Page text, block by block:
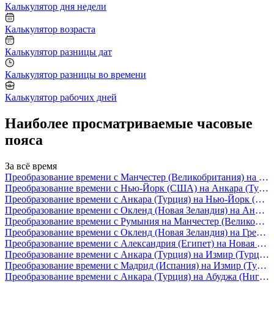
Калькулятор дня недели
Калькулятор возраста
Калькулятор разницы дат
Калькулятор разницы во времени
Калькулятор рабочих дней
Наиболее просматриваемые часовые
пояса
За всё время
Преобразование времени с Манчестер (Великобритания) на Нью-Йорк (США)
Преобразование времени с Нью-Йорк (США) на Анкара (Турция)
Преобразование времени с Анкара (Турция) на Нью-Йорк (США)
Преобразование времени с Окленд (Новая Зеландия) на Анкара (Турция)
Преобразование времени с Румыния на Манчестер (Великобритания)
Преобразование времени с Окленд (Новая Зеландия) на Греция
Преобразование времени с Александрия (Египет) на Новая Зеландия
Преобразование времени с Анкара (Турция) на Измир (Турция)
Преобразование времени с Мадрид (Испания) на Измир (Турция)
Преобразование времени с Анкара (Турция) на Абуджа (Нигерия)